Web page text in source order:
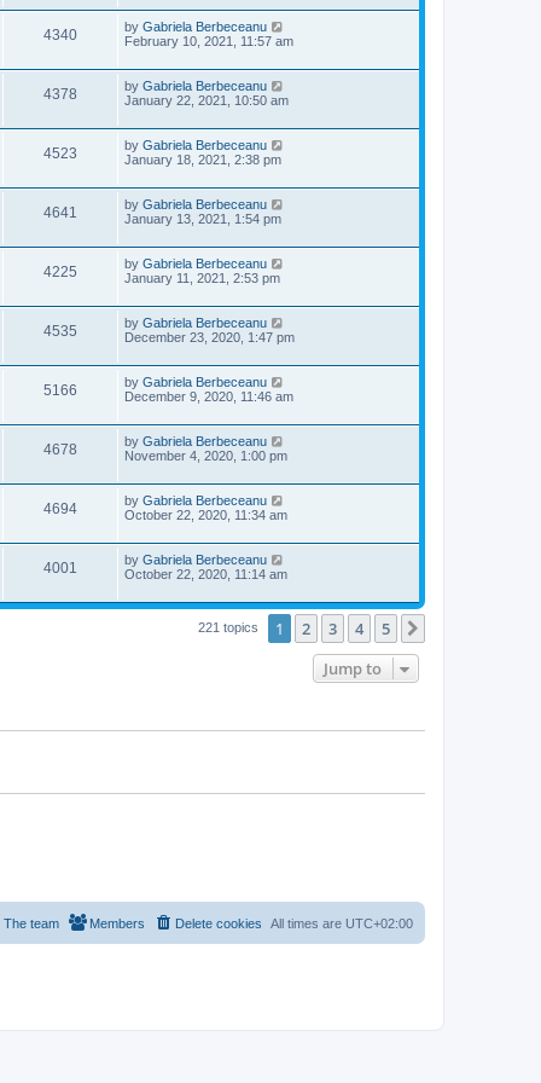
w
se
w
t
p
o
t
4340V
w
L
a
t
p
o
t
by Gabriela Berbeceanu
February 10, 2021, 11:57 am
4378
w
L
a
t
p
o
t
by Gabriela Berbeceanu
January 22, 2021, 10:50 am
4523
w
L
a
t
p
o
t
by Gabriela Berbeceanu
January 18, 2021, 2:38 pm
4641
w
L
a
t
p
o
t
by Gabriela Berbeceanu
January 13, 2021, 1:54 pm
4225
w
L
a
t
p
o
t
by Gabriela Berbeceanu
January 11, 2021, 2:53 pm
4535
w
L
a
t
p
o
t
by Gabriela Berbeceanu
December 23, 2020, 1:47 pm
5166
w
s
L
a
t
p
o
t
by Gabriela Berbeceanu
December 9, 2020, 11:46 am
4678
e
w
L
a
t
p
o
t
by Gabriela Berbeceanu
November 4, 2020, 1:00 pm
4694V
w
L
a
t
p
o
t
by Gabriela Berbeceanu
October 22, 2020, 11:34 am
4001
L
a
t
by Gabriela Berbeceanu
October 22, 2020, 11:14 am
221 topics 1 2 3 4 5
Jump to
All times are UTC+02:00
Delete cookies
Members
The team